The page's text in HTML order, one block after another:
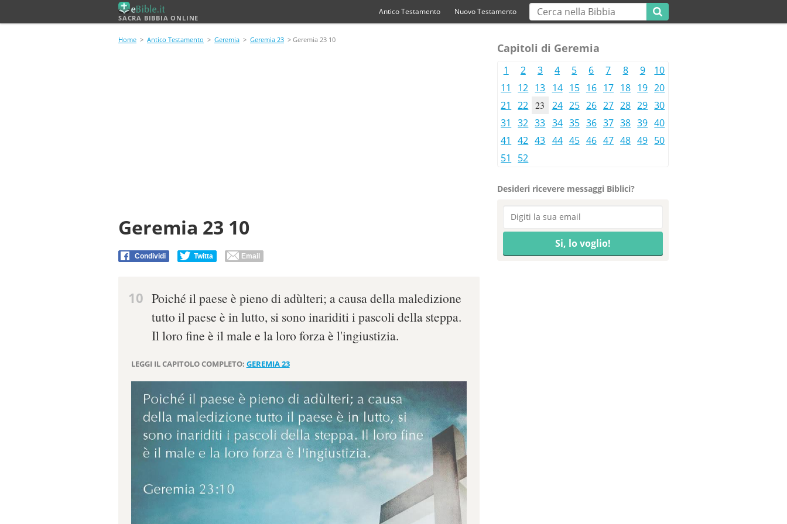
SACRA BIBBIA ONLINE
Antico Testamento Nuovo Testamento
Home > Antico Testamento > Geremia > Geremia 23 > Geremia 23 10
Geremia 23 10
Condividi Twitta Email
10 Poiché il paese è pieno di adùlteri; a causa della maledizione
tutto il paese è in lutto, si sono inariditi i pascoli della steppa.
Il loro fine è il male e la loro forza è l'ingiustizia.
LEGGI IL CAPITOLO COMPLETO: GEREMIA 23
Capitoli di Geremia
1 2 3 4 5 6 7 8 9
10
11
12 13 14 15 16 17 18 19 20
21
22 23 24 25 26 27 28 29 30
31
32 33 34 35 36 37 38 39 40
41
42 43 44 45 46 47 48 49 50
51
52
Desideri ricevere messaggi Biblici?